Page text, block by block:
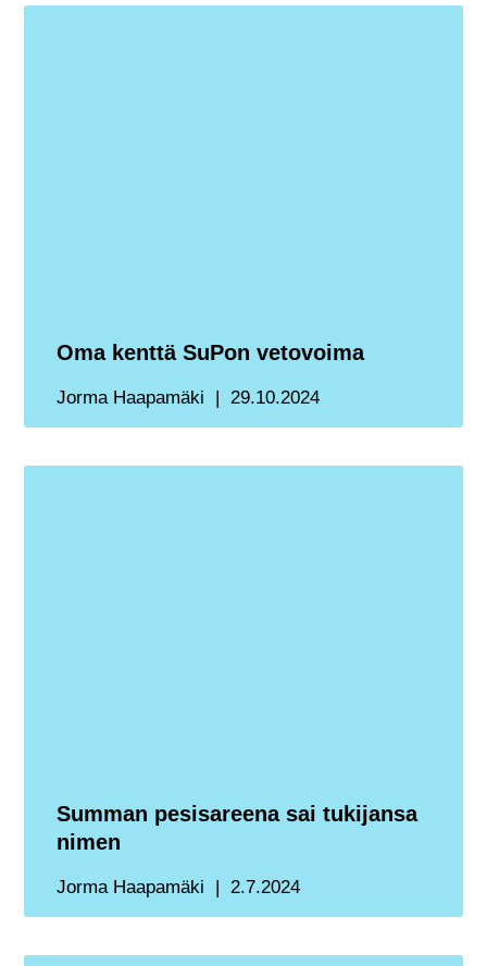
Oma kenttä SuPon vetovoima
Jorma Haapamäki 29.10.2024
Summan pesisareena sai tukijansa
nimen
Jorma Haapamäki 2.7.2024